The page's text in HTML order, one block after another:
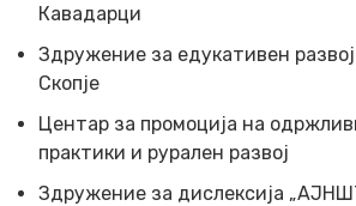
Кавадарци
Здружение за едукативен
Скопје
Центар за промоција на
практики и рурален развој
Здружение за дислексија